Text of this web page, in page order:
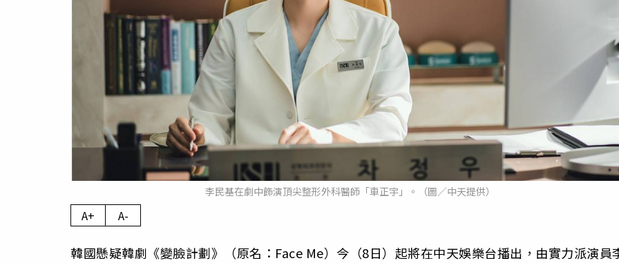
李民基在劇中飾演頂尖整形外科醫師「車正宇」。（圖／中天提供）
A+ A-
韓國懸疑韓劇《變臉計劃》（原名：Face Me）今（8日）起將在中天娛樂台播出，由實力派演員